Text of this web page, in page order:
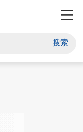
搜索